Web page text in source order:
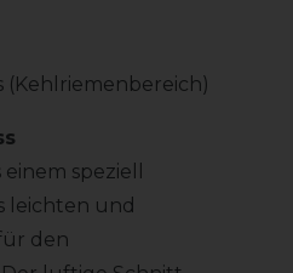
(Kehlriemenbereich)
speziell
leichten und
den